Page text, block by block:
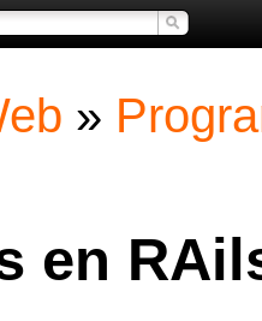
»
en